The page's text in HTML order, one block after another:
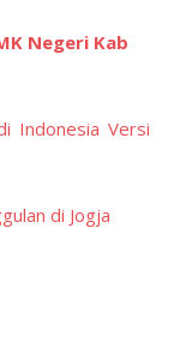
Negeri Kab
Indonesia Versi
di Jogja